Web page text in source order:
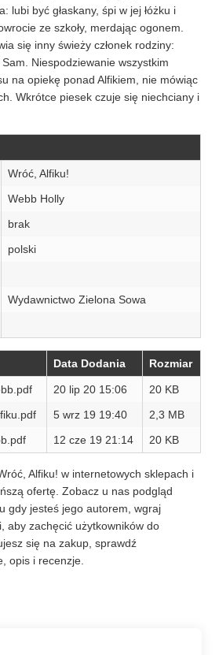
lubi być głaskany, śpi w jej łóżku i
ze szkoły, merdając ogonem.
się inny świeży członek rodziny:
Niespodziewanie wszystkim
na opiekę ponad Alfikiem, nie mówiąc
Wkrótce piesek czuje się niechciany i
Wróć, Alfiku!
Webb Holly
brak
polski
Wydawnictwo Zielona Sowa
Data Dodania Rozmiar
20 lip 20 15:06
20 KB
5 wrz 19 19:40
2,3 MB
12 cze 19 21:14 20 KB
Alfiku! w internetowych sklepach i
ofertę. Zobacz u nas podgląd
gdy jesteś jego autorem, wgraj
aby zachęcić użytkowników do
się na zakup, sprawdź
opis i recenzje.